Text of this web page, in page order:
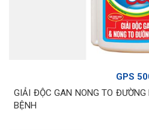
GPS
GIẢI ĐỘC GAN NONG TO ĐƯỜNG
BỆNH